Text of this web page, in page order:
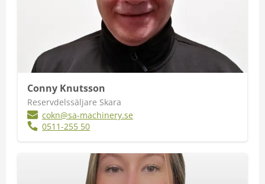
Conny Knutsson
Reservdelssäljare Skara
cokn@sa-machinery.se
0511-255 50